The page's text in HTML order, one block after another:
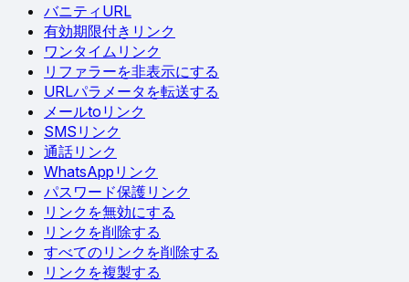
バニティURL
有効期限付きリンク
ワンタイムリンク
リファラーを非表示にする
URLパラメータを転送する
メールtoリンク
SMSリンク
通話リンク
WhatsAppリンク
パスワード保護リンク
リンクを無効にする
リンクを削除する
すべてのリンクを削除する
リンクを複製する